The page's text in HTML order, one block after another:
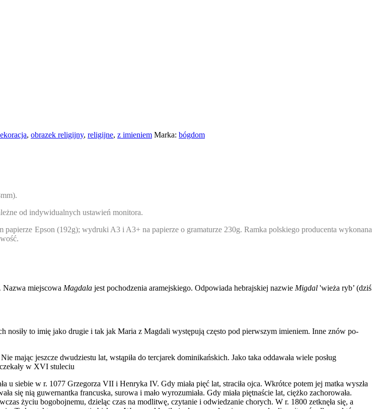
, obrazek religijny, religijne, z imieniem Marka: bógdom
od indywidualnych ustawień monitora.
papierze Epson (192g); wydruki A3 i A3+ na papierze o gramaturze 230g. Ramka polskiego producenta wykonana
Nazwa miejscowa Magdala jest pochodzenia aramejskiego. Odpowiada hebrajskiej nazwie Migdal 'wieża ryb’ (dziś
nosiły to imię jako drugie i tak jak Maria z Magdali wystę­pują często pod pierwszym imieniem. Inne znów po­
mając jeszcze dwudziestu lat, wstąpiła do tercjarek dominikańskich. Jako taka oddawała wiele posług
w XVI stuleciu
u siebie w r. 1077 Grzegorza VII i Henryka IV. Gdy miała pięć lat, straciła ojca. Wkrótce potem jej matka wyszła
nią guwernantka francuska, surowa i mało wyrozumiała. Gdy miała piętnaście lat, ciężko zachorowała.
życiu bogobojnemu, dzieląc czas na modlitwę, czytanie i odwiedzanie chorych. W r. 1800 zetknęła się, a